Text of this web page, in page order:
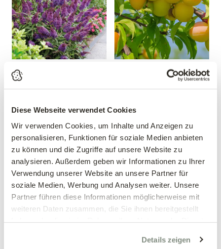
Diese Webseite verwendet Cookies
Wir verwenden Cookies, um Inhalte und Anzeigen zu
personalisieren, Funktionen für soziale Medien anbieten
zu können und die Zugriffe auf unsere Website zu
analysieren. Außerdem geben wir Informationen zu Ihrer
Verwendung unserer Website an unsere Partner für
soziale Medien, Werbung und Analysen weiter. Unsere
Partner führen diese Informationen möglicherweise mit
weiteren Daten zusammen, die Sie ihnen bereitgestellt
Details zeigen
Sommerflieder 'Butterfly
Candy® Little Purple'
Buddleja davidii 'Butterfly
19,99 €
3 Liter Topf
Mirabelle 'Mirabelle von
Prunus domestica 'Mirabelle
mehrere Varianten verfügbar!